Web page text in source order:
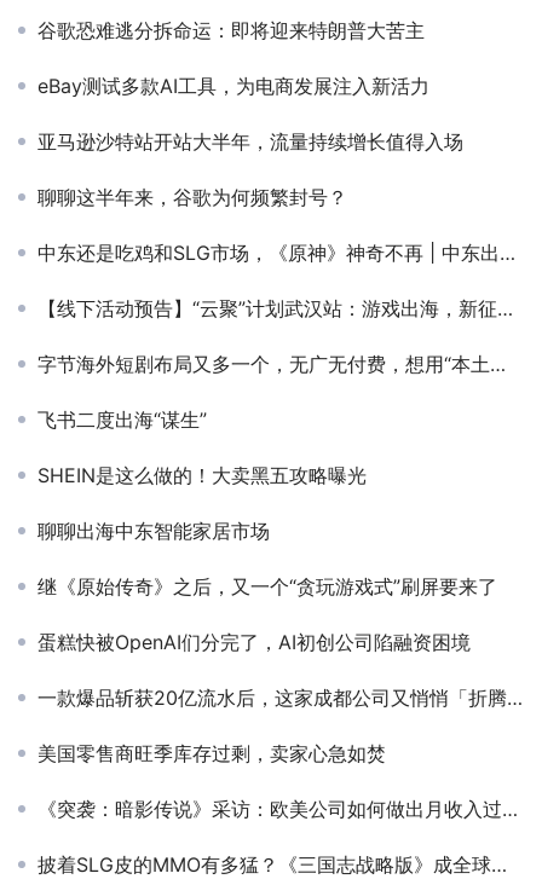
谷歌恐难逃分拆命运：即将迎来特朗普大苦主
eBay测试多款AI工具，为电商发展注入新活力
亚马逊沙特站开站大半年，流量持续增长值得入场
聊聊这半年来，谷歌为何频繁封号？
中东还是吃鸡和SLG市场，《原神》神奇不再 | 中东出海秀
【线下活动预告】“云聚”计划武汉站：游戏出海，新征程在何方
字节海外短剧布局又多一个，无广无付费，想用“本土剧+内置小程序”叩开美国、拉美市场大门？
飞书二度出海“谋生”
SHEIN是这么做的！大卖黑五攻略曝光
聊聊出海中东智能家居市场
继《原始传奇》之后，又一个“贪玩游戏式”刷屏要来了
蛋糕快被OpenAI们分完了，AI初创公司陷融资困境
一款爆品斩获20亿流水后，这家成都公司又悄悄「折腾」出了14款游戏
美国零售商旺季库存过剩，卖家心急如焚
《突袭：暗影传说》采访：欧美公司如何做出月收入过亿RPG手游？
披着SLG皮的MMO有多猛？《三国志战略版》成全球第一SLG手游